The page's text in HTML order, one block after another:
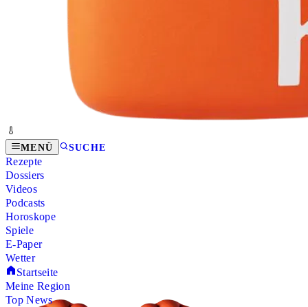
MENÜ SUCHE
Rezepte
Dossiers
Videos
Podcasts
Horoskope
Spiele
E-Paper
Wetter
Startseite
Meine Region
Top News